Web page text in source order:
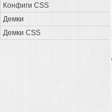
Конфиги CSS
Демки
Демки CSS